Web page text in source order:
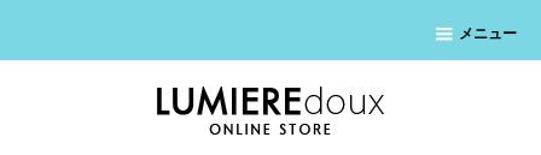
メニュー